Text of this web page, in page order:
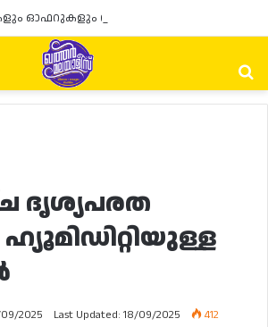
ദൃശ്യപരത
2025 Last Updated: 18/09/2025
412